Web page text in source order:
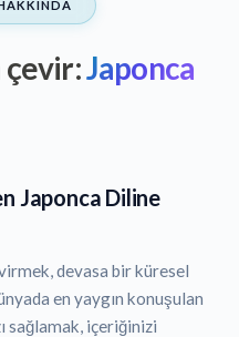
çevir:Japonca
Japonca Diline
devasa bir küresel
en yaygın konuşulan
sağlamak, içeriğinizi